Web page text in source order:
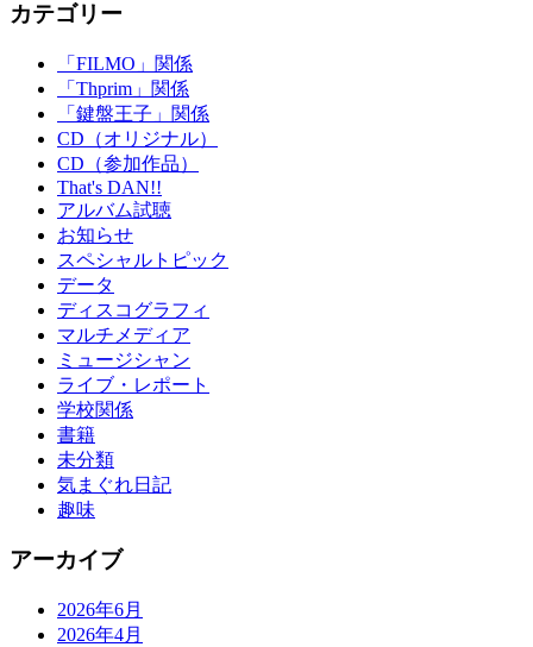
カテゴリー
「FILMO」関係
「Thprim」関係
「鍵盤王子」関係
CD（オリジナル）
CD（参加作品）
That's DAN!!
アルバム試聴
お知らせ
スペシャルトピック
データ
ディスコグラフィ
マルチメディア
ミュージシャン
ライブ・レポート
学校関係
書籍
未分類
気まぐれ日記
趣味
アーカイブ
2026年6月
2026年4月